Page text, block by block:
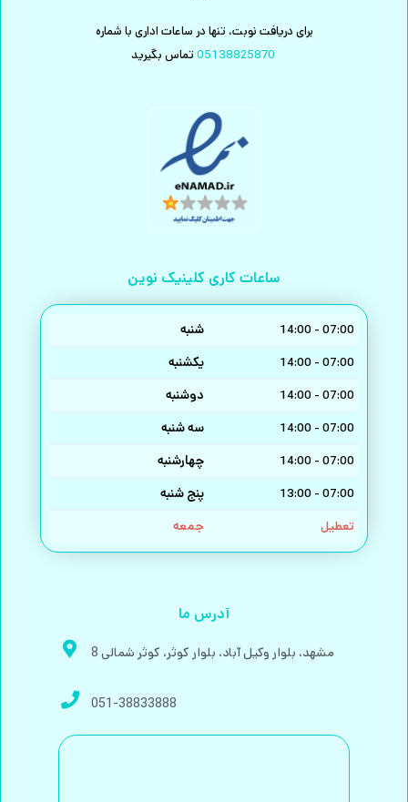
برای دریافت نوبت، تنها در ساعات اداری با شماره
05138825870 تماس بگیرید
ساعات کاری کلینیک نوین
شنبه 14:00 - 07:00
یکشنبه 14:00 - 07:00
دوشنبه 14:00 - 07:00
سه شنبه 14:00 - 07:00
چهارشنبه 14:00 - 07:00
پنج شنبه 13:00 - 07:00
جمعه تعطیل
آدرس ما
مشهد، بلوار وکیل آباد، بلوار کوثر، کوثر شمالی 8
051-38833888